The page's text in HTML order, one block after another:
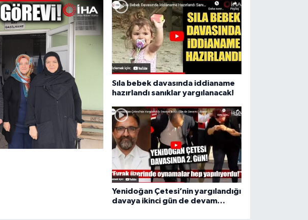
Sıla bebek davasında iddianame
hazırlandı sanıklar yargılanacak!
Yenidoğan Çetesi’nin yargılandığı
davaya ikinci gün de devam